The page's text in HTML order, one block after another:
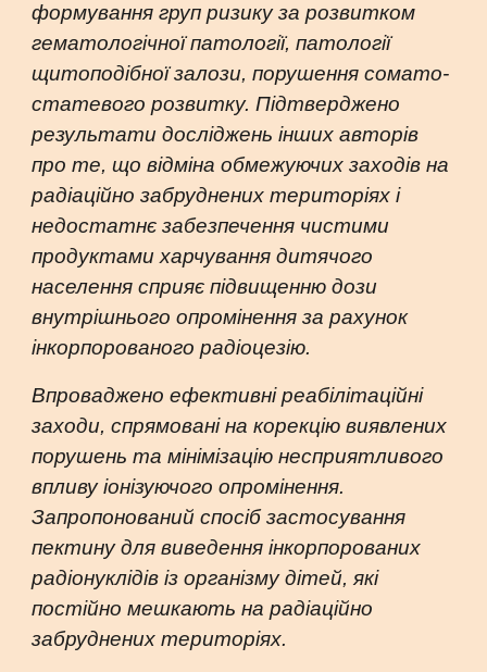
формування груп ризику за розвитком
гематологічної патології, патології
щитоподібної залози, порушення сомато-
статевого розвитку. Підтверджено
результати досліджень інших авторів
про те, що відміна обмежуючих заходів на
радіаційно забруднених територіях і
недостатнє забезпечення чистими
продуктами харчування дитячого
населення сприяє підвищенню дози
внутрішнього опромінення за рахунок
інкорпорованого радіоцезію.
Впроваджено ефективні реабілітаційні
заходи, спрямовані на корекцію виявлених
порушень та мінімізацію несприятливого
впливу іонізуючого опромінення.
Запропонований спосіб застосування
пектину для виведення інкорпорованих
радіонуклідів із організму дітей, які
постійно мешкають на радіаційно
забруднених територіях.